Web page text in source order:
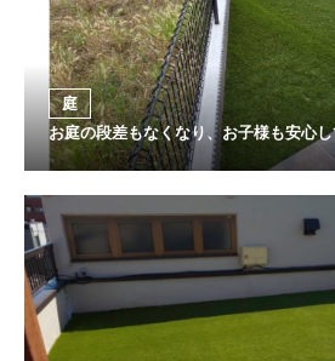
庭
お庭の段差もなくなり、お子様も安心し